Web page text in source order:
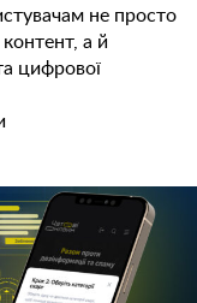
не просто
а й
цифрової